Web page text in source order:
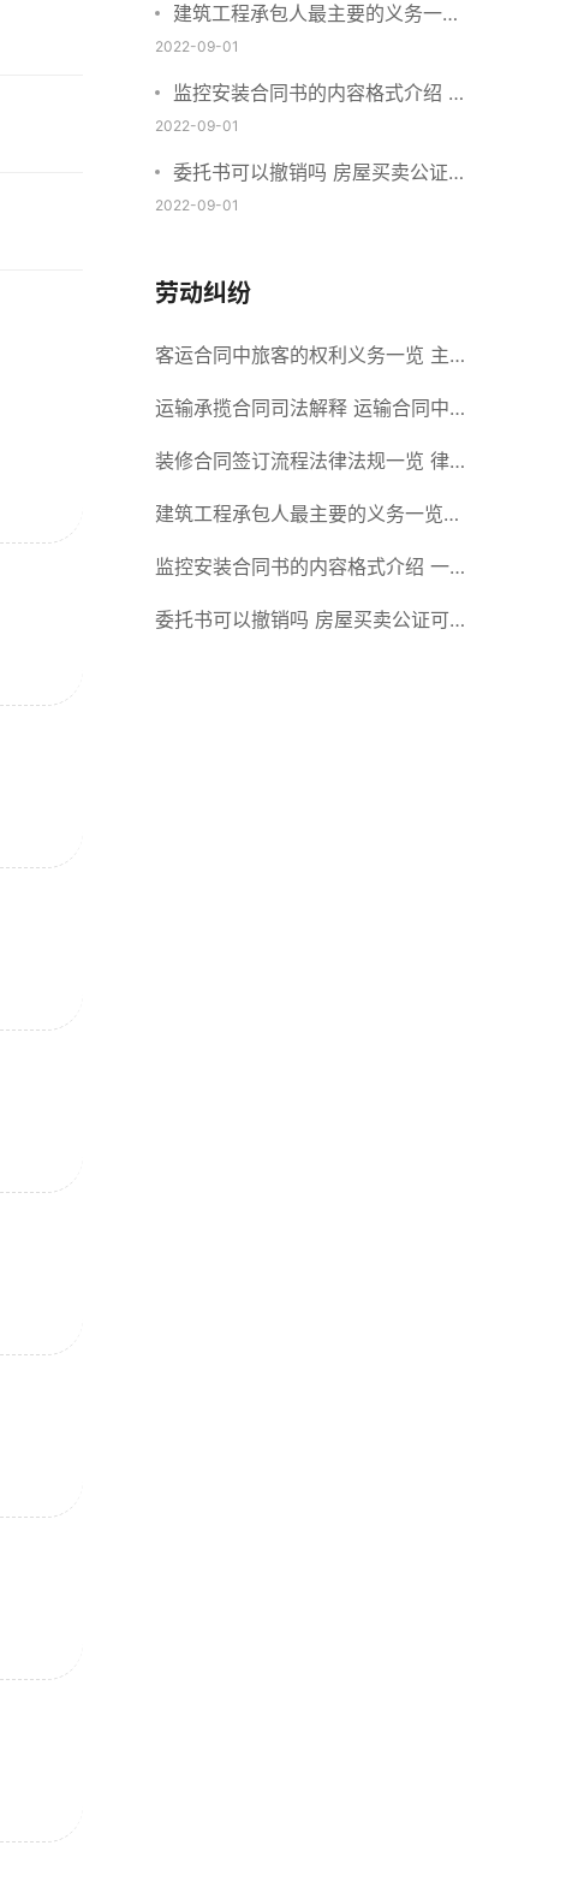
建筑工程承包人最主要的义务一览
承包合同内容介绍
2022-09-01
监控安装合同书的内容格式介绍 一
般包括这些条款
2022-09-01
委托书可以撤销吗 房屋买卖公证可
否撤销
2022-09-01
劳动纠纷
客运合同中旅客的权利义务一览 主
要包括这些内容
运输承揽合同司法解释 运输合同中
承运人的义务有哪些
装修合同签订流程法律法规一览 律
师解答
建筑工程承包人最主要的义务一览
承包合同内容介绍
监控安装合同书的内容格式介绍 一
般包括这些条款
委托书可以撤销吗 房屋买卖公证可